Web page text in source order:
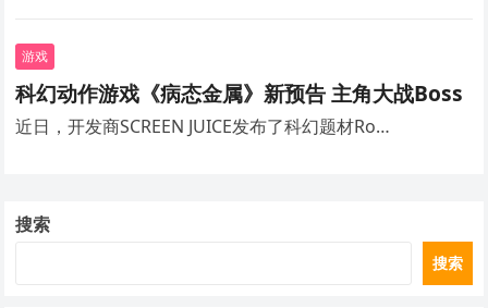
游戏
科幻动作游戏《病态金属》新预告 主角大战Boss
近日，开发商SCREEN JUICE发布了科幻题材Ro…
搜索
搜索